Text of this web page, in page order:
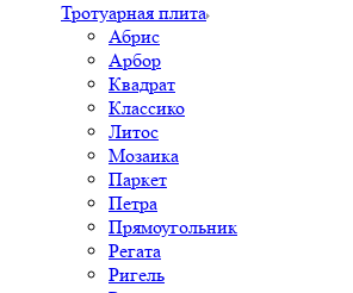
Тротуарная плита
Абрис
Арбор
Квадрат
Классико
Литос
Мозаика
Паркет
Петра
Прямоугольник
Регата
Ригель